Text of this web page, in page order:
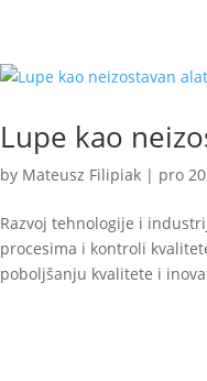
Lupe kao
by Mateusz Filipiak| pro
Razvoj tehnologije i
procesima i kontroli
poboljšanju kvalitete i